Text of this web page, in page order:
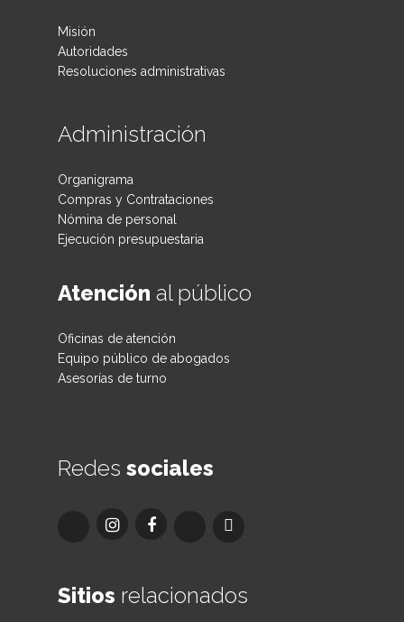
Misión
Autoridades
Resoluciones administrativas
Administración
Organigrama
Compras y Contrataciones
Nómina de personal
Ejecución presupuestaria
Atención al público
Oficinas de atención
Equipo público de abogados
Asesorías de turno
Redes sociales
Sitios relacionados